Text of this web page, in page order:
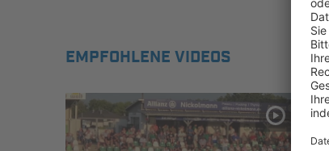
EMPFOHLENE VIDEOS